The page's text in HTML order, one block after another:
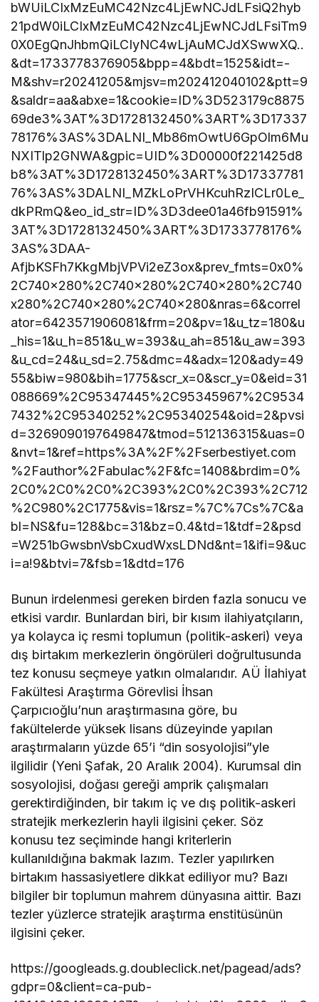
bWUiLCIxMzEuMC42Nzc4LjEwNCJdLFsiQ2hyb
21pdW0iLCIxMzEuMC42Nzc4LjEwNCJdLFsiTm9
0X0EgQnJhbmQiLCIyNC4wLjAuMCJdXSwwXQ..
&dt=1733778376905&bpp=4&bdt=1525&idt=-
M&shv=r20241205&mjsv=m202412040102&ptt=9
&saldr=aa&abxe=1&cookie=ID%3D523179c8875
69de3%3AT%3D1728132450%3ART%3D17337
78176%3AS%3DALNI_Mb86mOwtU6GpOlm6Mu
NXITlp2GNWA&gpic=UID%3D00000f221425d8
b8%3AT%3D1728132450%3ART%3D17337781
76%3AS%3DALNI_MZkLoPrVHKcuhRzICLr0Le_
dkPRmQ&eo_id_str=ID%3D3dee01a46fb91591%
3AT%3D1728132450%3ART%3D1733778176%
3AS%3DAA-
AfjbKSFh7KkgMbjVPVi2eZ3ox&prev_fmts=0x0%
2C740x280%2C740x280%2C740x280%2C740
x280%2C740x280%2C740x280&nras=6&correl
ator=6423571906081&frm=20&pv=1&u_tz=180&u
_his=1&u_h=851&u_w=393&u_ah=851&u_aw=393
&u_cd=24&u_sd=2.75&dmc=4&adx=120&ady=49
55&biw=980&bih=1775&scr_x=0&scr_y=0&eid=31
088669%2C95347445%2C95345967%2C9534
7432%2C95340252%2C95340254&oid=2&pvsi
d=3269090197649847&tmod=512136315&uas=0
&nvt=1&ref=https%3A%2F%2Fserbestiyet.com
%2Fauthor%2Fabulac%2F&fc=1408&brdim=0%
2C0%2C0%2C0%2C393%2C0%2C393%2C712
%2C980%2C1775&vis=1&rsz=%7C%7Cs%7C&a
bl=NS&fu=128&bc=31&bz=0.4&td=1&tdf=2&psd
=W251bGwsbnVsbCxudWxsLDNd&nt=1&ifi=9&uc
i=a!9&btvi=7&fsb=1&dtd=176
Bunun irdelenmesi gereken birden fazla sonucu ve
etkisi vardır. Bunlardan biri, bir kısım ilahiyatçıların,
ya kolayca iç resmi toplumun (politik-askeri) veya
dış birtakım merkezlerin öngörüleri doğrultusunda
tez konusu seçmeye yatkın olmalarıdır. AÜ İlahiyat
Fakültesi Araştırma Görevlisi İhsan
Çarpıcıoğlu’nun araştırmasına göre, bu
fakültelerde yüksek lisans düzeyinde yapılan
araştırmaların yüzde 65’i “din sosyolojisi”yle
ilgilidir (Yeni Şafak, 20 Aralık 2004). Kurumsal din
sosyolojisi, doğası gereği amprik çalışmaları
gerektirdiğinden, bir takım iç ve dış politik-askeri
stratejik merkezlerin hayli ilgisini çeker. Söz
konusu tez seçiminde hangi kriterlerin
kullanıldığına bakmak lazım. Tezler yapılırken
birtakım hassasiyetlere dikkat ediliyor mu? Bazı
bilgiler bir toplumun mahrem dünyasına aittir. Bazı
tezler yüzlerce stratejik araştırma enstitüsünün
ilgisini çeker.
https://googleads.g.doubleclick.net/pagead/ads?
gdpr=0&client=ca-pub-